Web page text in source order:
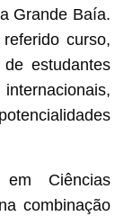
Grande Baía.
curso,
estudantes
Ciências
combinação